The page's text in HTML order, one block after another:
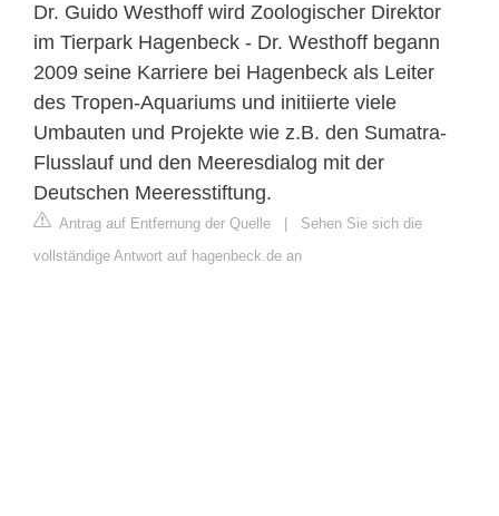
Dr. Guido Westhoff wird Zoologischer Direktor
im Tierpark Hagenbeck - Dr. Westhoff begann
2009 seine Karriere bei Hagenbeck als Leiter
des Tropen-Aquariums und initiierte viele
Umbauten und Projekte wie z.B. den Sumatra-
Flusslauf und den Meeresdialog mit der
Deutschen Meeresstiftung.
Antrag auf Entfernung der Quelle
Sehen Sie sich die
vollständige Antwort auf hagenbeck.de an